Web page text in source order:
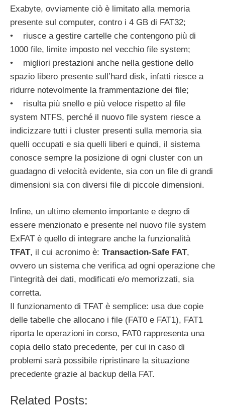
Exabyte, ovviamente ciò è limitato alla memoria
presente sul computer, contro i 4 GB di FAT32;
• riusce a gestire cartelle che contengono più di
1000 file, limite imposto nel vecchio file system;
• migliori prestazioni anche nella gestione dello
spazio libero presente sull’hard disk, infatti riesce a
ridurre notevolmente la frammentazione dei file;
• risulta più snello e più veloce rispetto al file
system NTFS, perché il nuovo file system riesce a
indicizzare tutti i cluster presenti sulla memoria sia
quelli occupati e sia quelli liberi e quindi, il sistema
conosce sempre la posizione di ogni cluster con un
guadagno di velocità evidente, sia con un file di grandi
dimensioni sia con diversi file di piccole dimensioni.
Infine, un ultimo elemento importante e degno di
essere menzionato e presente nel nuovo file system
ExFAT è quello di integrare anche la funzionalità
TFAT, il cui acronimo è: Transaction-Safe FAT,
ovvero un sistema che verifica ad ogni operazione che
l’integrità dei dati, modificati e/o memorizzati, sia
corretta.
Il funzionamento di TFAT è semplice: usa due copie
delle tabelle che allocano i file (FAT0 e FAT1), FAT1
riporta le operazioni in corso, FAT0 rappresenta una
copia dello stato precedente, per cui in caso di
problemi sarà possibile ripristinare la situazione
precedente grazie al backup della FAT.
Related Posts: